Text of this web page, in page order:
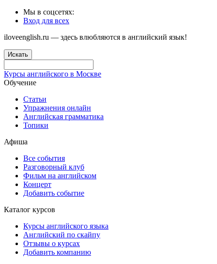
Мы в соцсетях:
Вход для всех
iloveenglish.ru — здесь влюбляются в английский язык!
Искать
Курсы английского в Москве
Обучение
Статьи
Упражнения онлайн
Английская грамматика
Топики
Афиша
Все события
Разговорный клуб
Фильм на английском
Концерт
Добавить событие
Каталог курсов
Курсы английского языка
Английский по скайпу
Отзывы о курсах
Добавить компанию